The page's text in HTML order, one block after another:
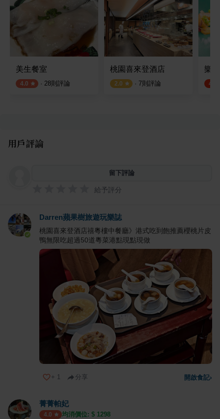
美生餐室
4.0 · 28則評論
桃園喜來登酒店
2.0 · 7則評論
樂
4.6
用戶評論
留下評論
給予評分
Darren蘋果樹旅遊玩樂誌
桃園喜來登酒店禧粵樓中餐廳》港式吃到飽推薦櫻桃片皮
鴨無限吃超過50道粵菜港點現點現做
+ 1 分享 開啟食記›
菁菁帕妃
4.0 均消價位: $ 1298